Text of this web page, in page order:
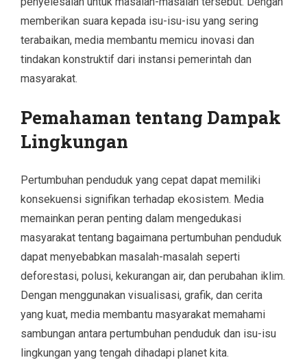
memberikan suara kepada isu-isu-isu yang sering
terabaikan, media membantu memicu inovasi dan
tindakan konstruktif dari instansi pemerintah dan
masyarakat.
Pemahaman tentang Dampak
Lingkungan
Pertumbuhan penduduk yang cepat dapat memiliki
konsekuensi signifikan terhadap ekosistem. Media
memainkan peran penting dalam mengedukasi
masyarakat tentang bagaimana pertumbuhan penduduk
dapat menyebabkan masalah-masalah seperti
deforestasi, polusi, kekurangan air, dan perubahan iklim.
Dengan menggunakan visualisasi, grafik, dan cerita
yang kuat, media membantu masyarakat memahami
sambungan antara pertumbuhan penduduk dan isu-isu
lingkungan yang tengah dihadapi planet kita.